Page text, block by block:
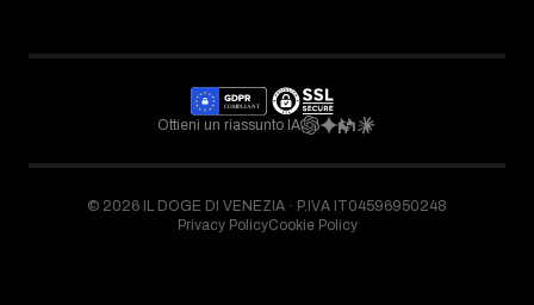
Ottieni un riassunto IA
© 2026 IL DOGE DI VENEZIA · P.IVA IT04596950248
Privacy PolicyCookie Policy